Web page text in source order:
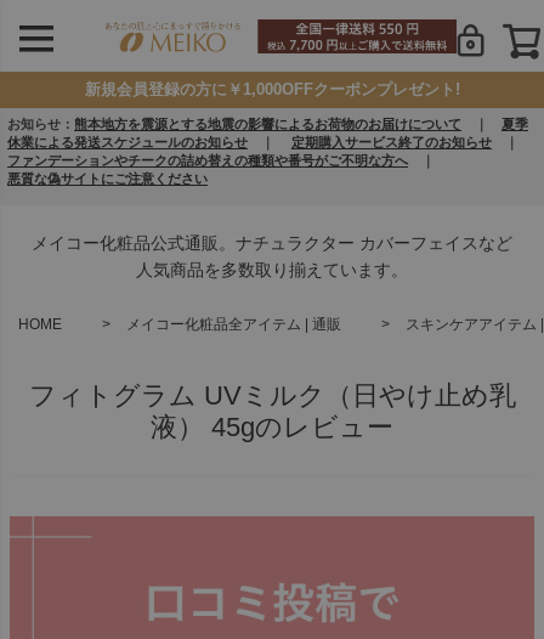
新規会員登録の方に￥1,000OFFクーポンプレゼント!
お知らせ： 熊本地方を震源とする地震の影響によるお荷物のお届けについて ｜ 夏季
休業による発送スケジュールのお知らせ ｜ 定期購入サービス終了のお知らせ ｜
ファンデーションやチークの詰め替えの種類や番号がご不明な方へ ｜
悪質な偽サイトにご注意ください
メイコー化粧品公式通販。ナチュラクター カバーフェイスなど
人気商品を多数取り揃えています。
HOME メイコー化粧品全アイテム | 通販 スキンケアアイテム
フィトグラム UVミルク（日やけ止め乳
液） 45gのレビュー